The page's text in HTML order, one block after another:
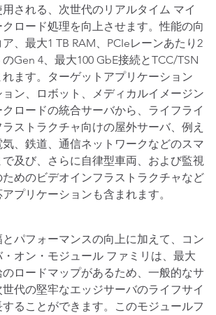
される、次世代のリアルタイム マイ
ロード処理を向上させます。性能の向
、最大1 TB RAM、PCIeレーンあたり2
Gen 4、最大100 GbE接続とTCC/TSN
ます。ターゲットアプリケーション
ン、ロボット、メディカルイメージン
ロードの統合サーバから、ライフライ
ストラクチャ向けの屋外サーバ、例え
、鉄道、通信ネットワークなどのスマ
及び、さらに自律型車両、および監視
めのビデオインフラストラクチャなど
プリケーションも含まれます。
パフォーマンスの向上に加えて、コン
オン・モジュール ファミリは、最大
ロードマップがあるため、一般的なサ
代の堅牢なエッジサーバのライフサイ
ることができます。このモジュールフ